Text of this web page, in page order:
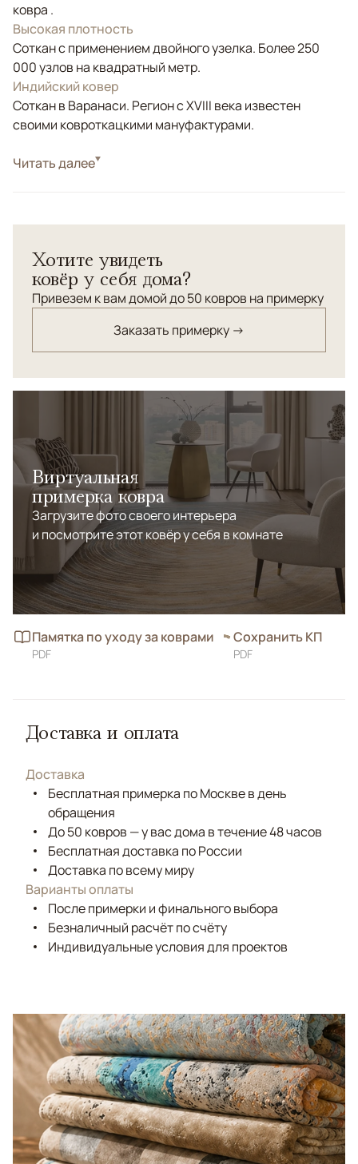
ковра .
Высокая плотность
Соткан с применением двойного узелка. Более 250
000 узлов на квадратный метр.
Индийский ковер
Соткан в Варанаси. Регион с XVIII века известен
своими ковроткацкими мануфактурами.
СтильСовременные
шерсти и шелка с тонкой линейной фактурой и сложной
нюдовой палитрой. Деликатный блеск шелка придает
поверхности глубину и мягкую игру света. Спокойный,
органично дополняет современные интерьеры,
создавая ощущение тепла, воздуха и тихой роскоши.
Читать далее
Хотите увидеть
ковёр у себя дома?
Привезем к вам домой до 50 ковров на примерку
Заказать примерку →
Виртуальная
примерка ковра
Загрузите фото своего интерьера
и посмотрите этот ковёр у себя в комнате
Памятка по уходу за коврами
PDF
Сохранить КП
PDF
Доставка и оплата
Доставка
Бесплатная примерка по Москве в день
обращения
До 50 ковров — у вас дома в течение 48 часов
Бесплатная доставка по России
Доставка по всему миру
Варианты оплаты
После примерки и финального выбора
Безналичный расчёт по счёту
Индивидуальные условия для проектов